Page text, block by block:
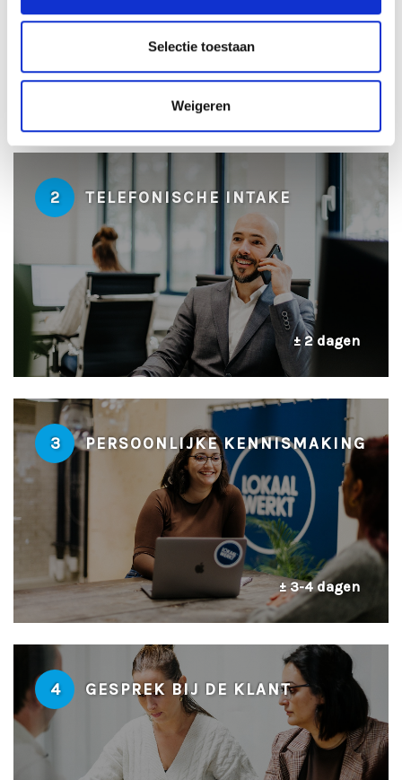
Selectie toestaan
Weigeren
2 TELEFONISCHE INTAKE
± 2 dagen
3 PERSOONLIJKE KENNISMAKING
± 3-4 dagen
4 GESPREK BIJ DE KLANT